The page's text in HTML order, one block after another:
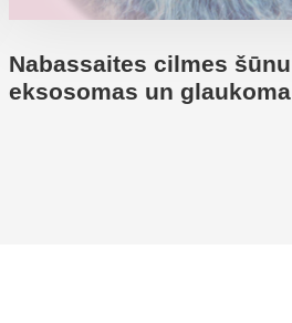
Nabassaites cilmes šūnu
eksosomas un glaukoma